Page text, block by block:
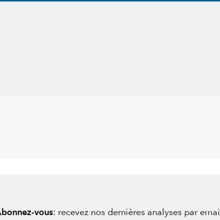
vous: recevez nos dernières analyses par